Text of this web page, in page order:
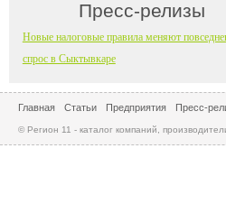
Пресс-релизы
Новые налоговые правила меняют
спрос в Сыктывкаре
Главная Статьи Предприятия Пресс-
© Регион 11 - каталог компаний,